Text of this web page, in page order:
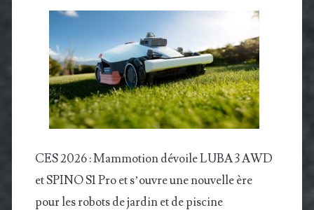
CES 2026 : Mammotion dévoile LUBA 3 AWD
et SPINO S1 Pro et s’ouvre une nouvelle ère
pour les robots de jardin et de piscine